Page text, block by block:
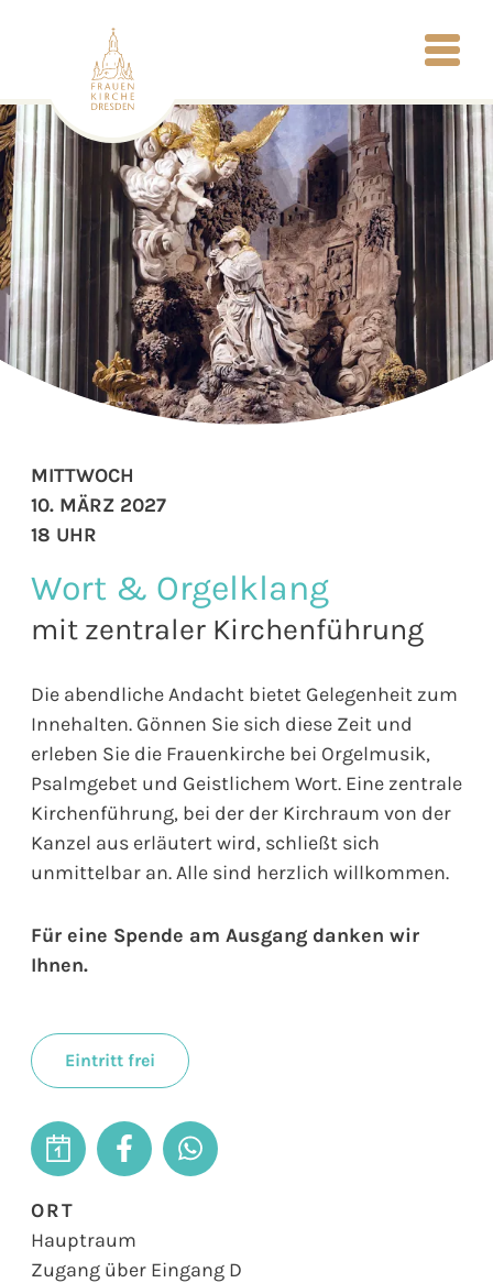
Wort & Orgelklang
mit zentraler Kirchenführung
Die abendliche Andacht bietet Gelegenheit zum
Innehalten. Gönnen Sie sich diese Zeit und
erleben Sie die Frauenkirche bei Orgelmusik,
Psalmgebet und Geistlichem Wort. Eine zentrale
Kirchenführung, bei der der Kirchraum von der
Kanzel aus erläutert wird, schließt sich
unmittelbar an. Alle sind herzlich willkommen.
Für eine Spende am Ausgang danken wir
Ihnen.
Eintritt frei
MITTWOCH
10. MÄRZ 2027
18 UHR
ORT
Hauptraum
Zugang über Eingang D